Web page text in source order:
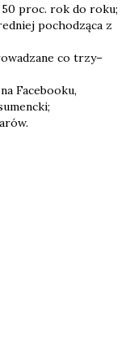
proc. rok do roku;
pochodząca z
co trzy–
Facebooku,